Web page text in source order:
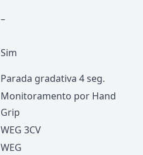
–
Sim
Parada gradativa 4 seg.
Monitoramento por Hand
Grip
WEG 3CV
WEG